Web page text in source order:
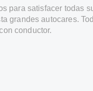
para satisfacer todas
grandes autocares.
conductor.